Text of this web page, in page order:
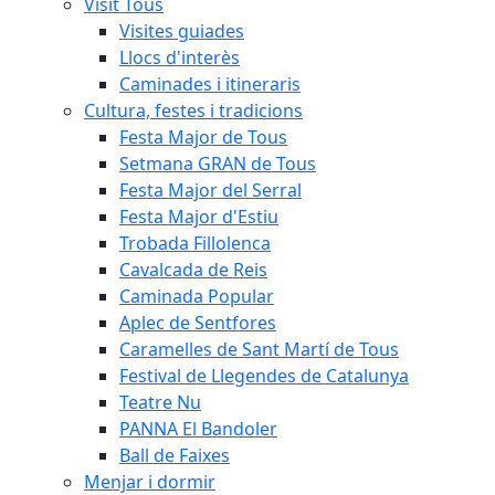
Visites guiades
Llocs d'interès
Caminades i itineraris
Cultura, festes i tradicions
Festa Major de Tous
Setmana GRAN de Tous
Festa Major del Serral
Festa Major d'Estiu
Trobada Fillolenca
Cavalcada de Reis
Caminada Popular
Aplec de Sentfores
Caramelles de Sant Martí de Tous
Festival de Llegendes de Catalunya
Teatre Nu
PANNA El Bandoler
Ball de Faixes
Menjar i dormir